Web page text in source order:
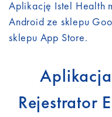
Aplikację Istel Health
Android ze sklepu
sklepu App Store.
Rejestrator